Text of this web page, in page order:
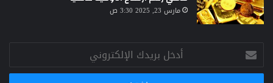
مارس 23, 2025 3:30 ص
أدخل
بريدك
الإلكتروني